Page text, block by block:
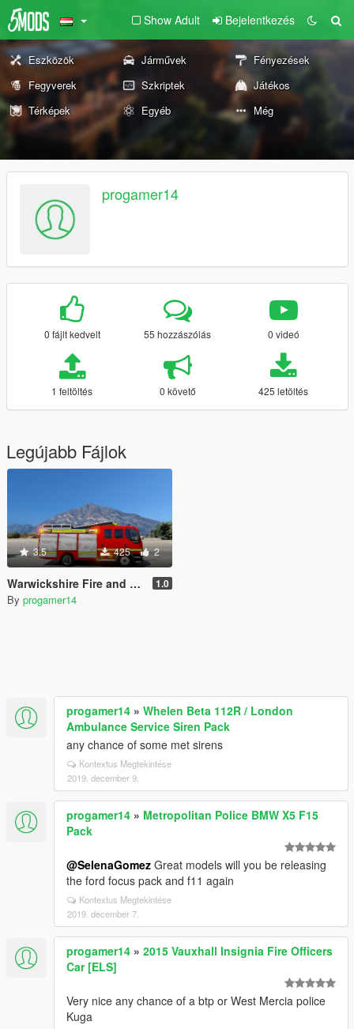
Show Adult Bejelentkezés
Eszközök Járművek
Fényezések
Fegyverek
Szkriptek
Játékos
Térképek
Egyéb Még
progamer14
0 fájlt kedvelt 55 hozzászólás 0 videó
1 feltöltés 0 követő 425 letöltés
Legújabb Fájlok
3.5 425 2
Warwickshire Fire and Rescue Engine 1.0
By progamer14
progamer14 » Whelen Beta 112R / London
Ambulance Service Siren Pack
any chance of some met sirens
Kontextus Megtekintése
2019. december 9.
progamer14 » Metropolitan Police BMW X5 F15
Pack
@SelenaGomez Great models will you be releasing
the ford focus pack and f11 again
Kontextus Megtekintése
2019. december 7.
progamer14 » 2015 Vauxhall Insignia Fire Officers
Car [ELS]
Very nice any chance of a btp or West Mercia police
Kuga